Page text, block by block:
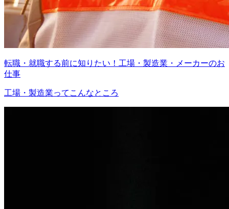
転職・就職する前に知りたい！工場・製造業・メーカーのお
仕事
工場・製造業ってこんなところ